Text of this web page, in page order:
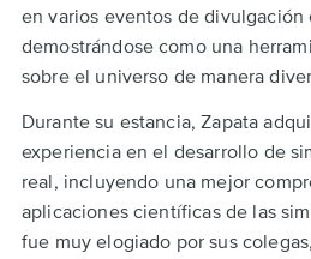
en varios eventos de divulgación
demostrándose como una
sobre el universo de manera
Durante su estancia, Zapata
experiencia en el desarrollo de
real, incluyendo una mejor
aplicaciones científicas de las
fue muy elogiado por sus